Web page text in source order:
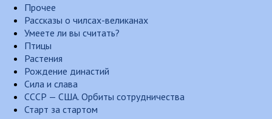
Прочее
Рассказы о чилсах-великанах
Умеете ли вы считать?
Птицы
Растения
Рождение династий
Сила и слава
СССР — США. Орбиты сотрудничества
Старт за стартом